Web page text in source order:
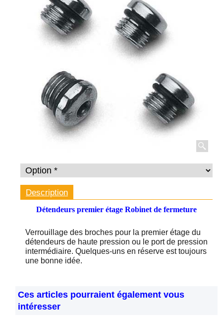
Description
Détendeurs premier étage Robinet de fermeture
Verrouillage des broches pour la premier étage du
détendeurs de haute pression ou le port de pression
intermédiaire. Quelques-uns en réserve est toujours
une bonne idée.
Ces articles pourraient également vous
intéresser